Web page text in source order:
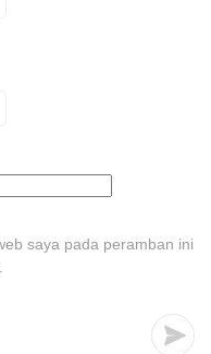
saya pada peramban ini